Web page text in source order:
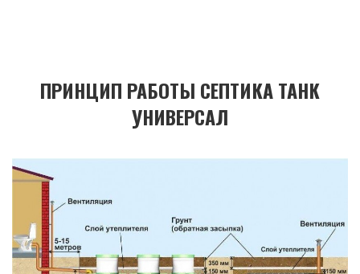
ПРИНЦИП РАБОТЫ СЕПТИКА ТАНК
УНИВЕРСАЛ